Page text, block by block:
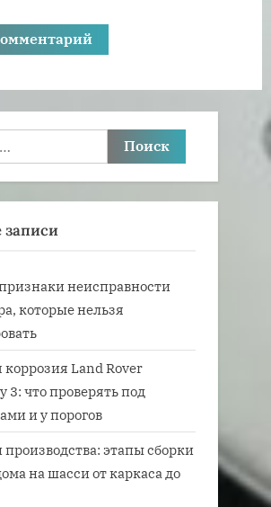
неисправности
которые нельзя
Land Rover
3: что проверять под
и у порогов
этапы сборки
на шасси от каркаса до